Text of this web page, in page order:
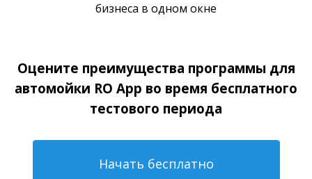
бизнеса в одном окне
Оцените преимущества программы для
автомойки RO App во время бесплатного
тестового периода
Начать бесплатно